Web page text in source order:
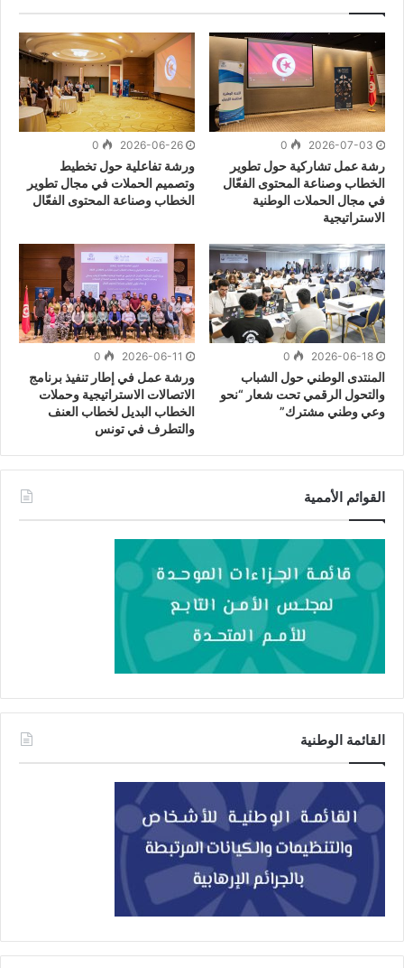
2026-07-03
0
رشة عمل تشاركية حول تطوير
الخطاب وصناعة المحتوى الفعّال
في مجال الحملات الوطنية
الاستراتيجية
2026-06-26
0
ورشة تفاعلية حول تخطيط
وتصميم الحملات في مجال تطوير
الخطاب وصناعة المحتوى الفعّال
2026-06-18
0
المنتدى الوطني حول الشباب
والتحول الرقمي تحت شعار “نحو
وعي وطني مشترك”
2026-06-11
0
ورشة عمل في إطار تنفيذ برنامج
الاتصالات الاستراتيجية وحملات
الخطاب البديل لخطاب العنف
والتطرف في تونس
القوائم الأممية
القائمة الوطنية